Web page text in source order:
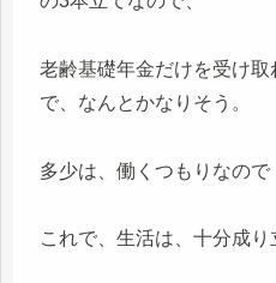
老齢基礎年金だけを受け
で、なんとかなりそう。
多少は、働くつもりなので
これで、生活は、十分成り